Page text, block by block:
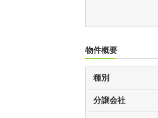
物件概要
種別
分譲会社